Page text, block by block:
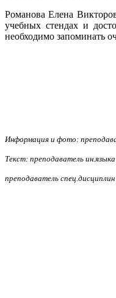
Романова Елена
учебных стендах и
необходимо запоминать
Информация и фото:
Текст: преподаватель
преподаватель спец.дисциплин